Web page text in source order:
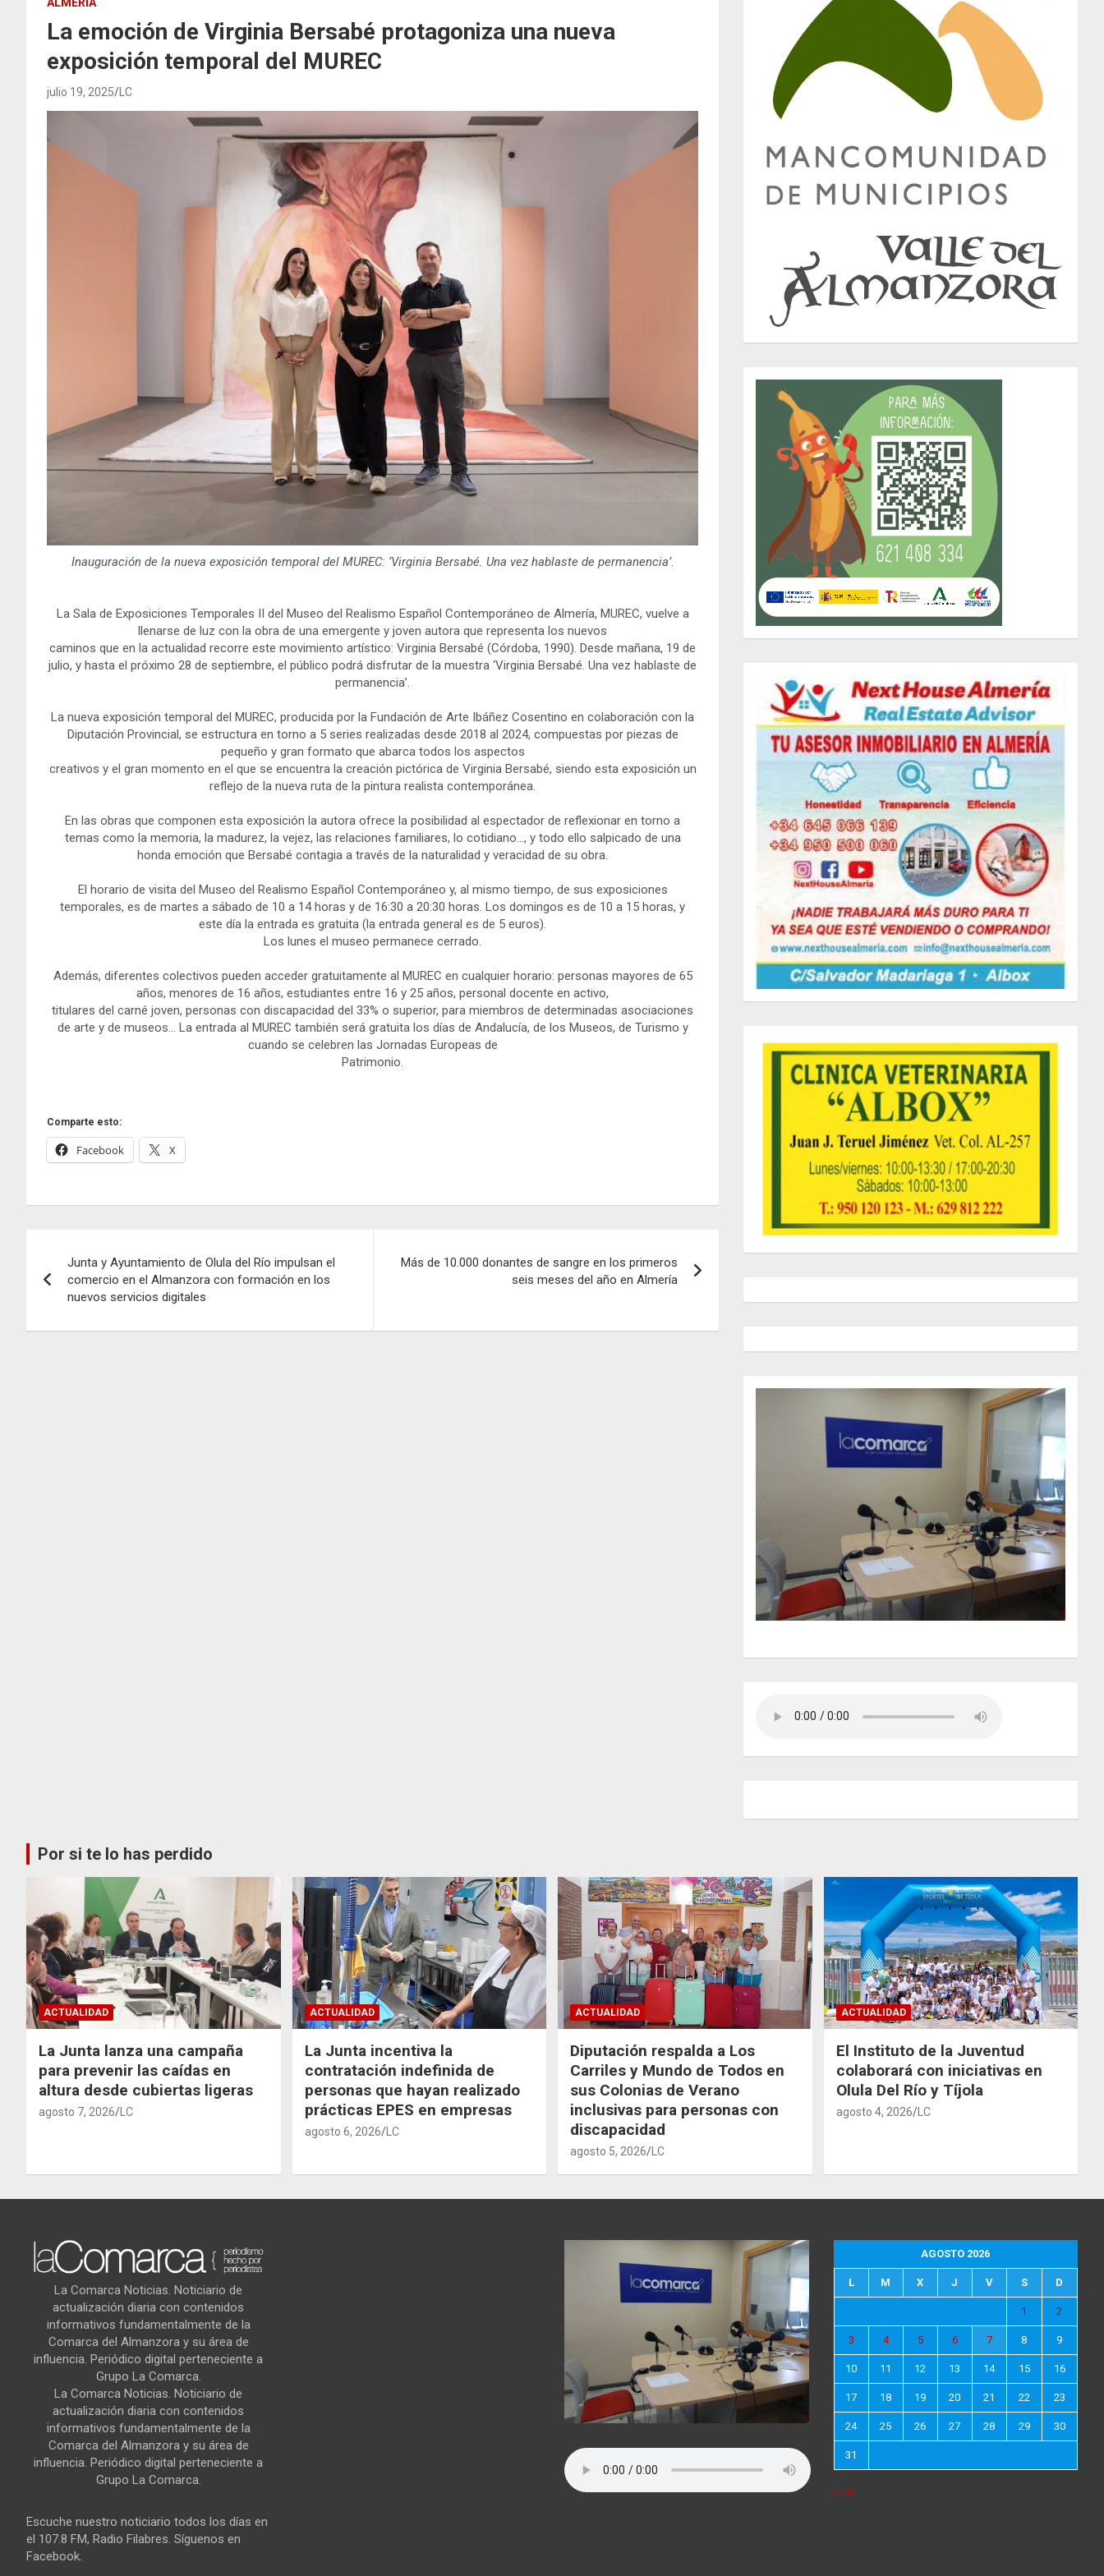
ALMERÍA
La emoción de Virginia Bersabé protagoniza una nueva
exposición temporal del MUREC
julio 19, 2025 LC
Inauguración de la nueva exposición temporal del MUREC: ‘Virginia Bersabé. Una vez hablaste de permanencia’.
La Sala de Exposiciones Temporales II del Museo del Realismo Español Contemporáneo de Almería, MUREC, vuelve a
llenarse de luz con la obra de una emergente y joven autora que representa los nuevos
caminos que en la actualidad recorre este movimiento artístico: Virginia Bersabé (Córdoba, 1990). Desde mañana, 19 de
julio, y hasta el próximo 28 de septiembre, el público podrá disfrutar de la muestra ‘Virginia Bersabé. Una vez hablaste de
permanencia’.
La nueva exposición temporal del MUREC, producida por la Fundación de Arte Ibáñez Cosentino en colaboración con la
Diputación Provincial, se estructura en torno a 5 series realizadas desde 2018 al 2024, compuestas por piezas de
pequeño y gran formato que abarca todos los aspectos
creativos y el gran momento en el que se encuentra la creación pictórica de Virginia Bersabé, siendo esta exposición un
reflejo de la nueva ruta de la pintura realista contemporánea.
En las obras que componen esta exposición la autora ofrece la posibilidad al espectador de reflexionar en torno a
temas como la memoria, la madurez, la vejez, las relaciones familiares, lo cotidiano…, y todo ello salpicado de una
honda emoción que Bersabé contagia a través de la naturalidad y veracidad de su obra.
El horario de visita del Museo del Realismo Español Contemporáneo y, al mismo tiempo, de sus exposiciones
temporales, es de martes a sábado de 10 a 14 horas y de 16:30 a 20:30 horas. Los domingos es de 10 a 15 horas, y
este día la entrada es gratuita (la entrada general es de 5 euros).
Los lunes el museo permanece cerrado.
Además, diferentes colectivos pueden acceder gratuitamente al MUREC en cualquier horario: personas mayores de 65
años, menores de 16 años, estudiantes entre 16 y 25 años, personal docente en activo,
titulares del carné joven, personas con discapacidad del 33% o superior, para miembros de determinadas asociaciones
de arte y de museos… La entrada al MUREC también será gratuita los días de Andalucía, de los Museos, de Turismo y
cuando se celebren las Jornadas Europeas de
Patrimonio.
Comparte esto:
Facebook X
de
Junta y Ayuntamiento de Olula del Río impulsan el
comercio en el Almanzora con formación en los
nuevos servicios digitales
Más de 10.000 donantes de sangre en los primeros
seis meses del año en Almería
Por si te lo has perdido
ACTUALIDAD
La Junta lanza una campaña
para prevenir las caídas en
altura desde cubiertas ligeras
agosto 7, 2026 LC
ACTUALIDAD
La Junta incentiva la
contratación indefinida de
personas que hayan realizado
prácticas EPES en empresas
agosto 6, 2026 LC
ACTUALIDAD
Diputación respalda a Los
Carriles y Mundo de Todos en
sus Colonias de Verano
inclusivas para personas con
discapacidad
agosto 5, 2026 LC
ACTUALIDAD
El Instituto de la Juventud
colaborará con iniciativas en
Olula Del Río y Tíjola
agosto 4, 2026 LC
La Comarca Noticias. Noticiario de
actualización diaria con contenidos
informativos fundamentalmente de la
Comarca del Almanzora y su área de
influencia. Periódico digital perteneciente a
Grupo La Comarca.
La Comarca Noticias. Noticiario de
actualización diaria con contenidos
informativos fundamentalmente de la
Comarca del Almanzora y su área de
influencia. Periódico digital perteneciente a
Grupo La Comarca.
Escuche nuestro noticiario todos los días en
el 107.8 FM, Radio Filabres. Síguenos en
Facebook.
AGOSTO 2026
L M X J V S D
1 2
3 4 5 6 7 8 9
10 11 12 13 14 15 16
17 18 19 20 21 22 23
24 25 26 27 28 29 30
31
« Jul